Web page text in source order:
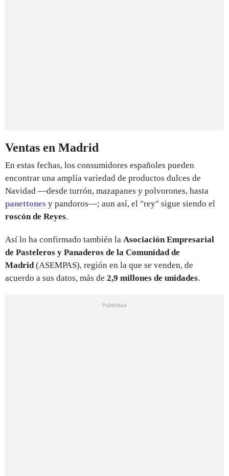
Ventas en Madrid
En estas fechas, los consumidores españoles pueden
encontrar una amplia variedad de productos dulces de
Navidad —desde turrón, mazapanes y polvorones, hasta
panettones y pandoros—; aun así, el "rey" sigue siendo el
roscón de Reyes.
Así lo ha confirmado también la Asociación Empresarial
de Pasteleros y Panaderos de la Comunidad de
Madrid(ASEMPAS), región en la que se venden, de
acuerdo a sus datos, más de 2,9 millones de unidades.